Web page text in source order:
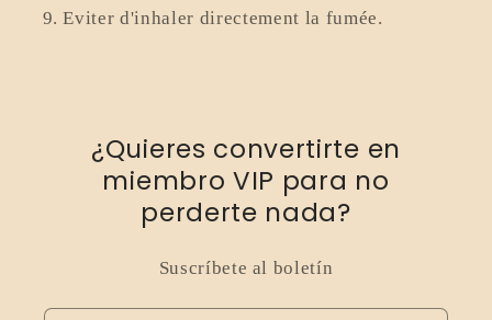
Eviter d'inhaler directement la fumée.
¿Quieres convertirte en
miembro VIP para no
perderte nada?
Suscríbete al boletín